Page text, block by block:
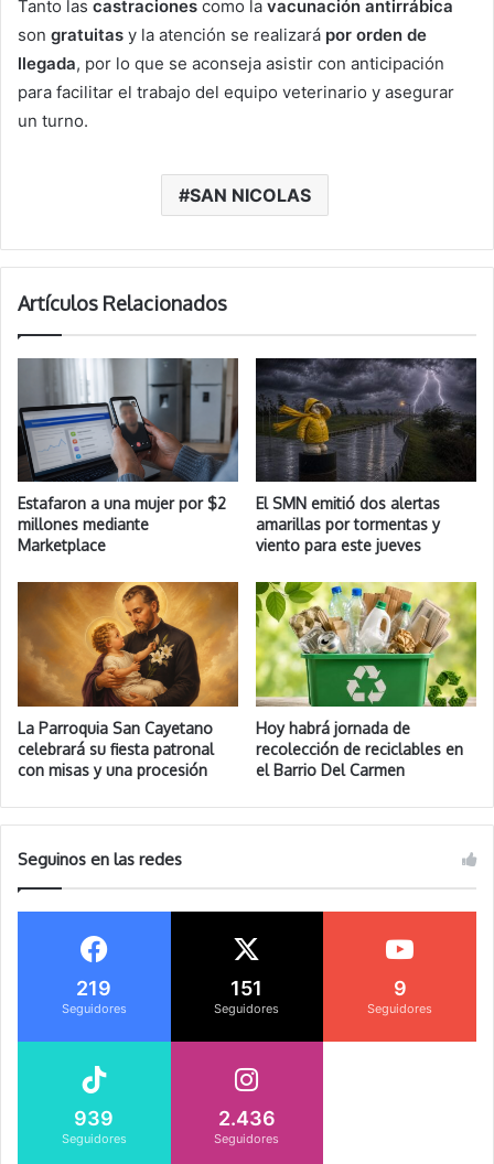
Tanto las castraciones como la vacunación antirrábica
son gratuitas y la atención se realizará por orden de
llegada, por lo que se aconseja asistir con anticipación
para facilitar el trabajo del equipo veterinario y asegurar
un turno.
SAN NICOLAS
Artículos Relacionados
Estafaron a una mujer por $2
millones mediante
Marketplace
El SMN emitió dos alertas
amarillas por tormentas y
viento para este jueves
La Parroquia San Cayetano
celebrará su fiesta patronal
con misas y una procesión
Hoy habrá jornada de
recolección de reciclables en
el Barrio Del Carmen
Seguinos en las redes
219
Seguidores
151
Seguidores
9
Seguidores
939
Seguidores
2.436
Seguidores